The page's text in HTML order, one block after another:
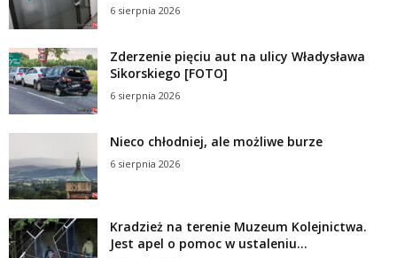
6 sierpnia 2026
Zderzenie pięciu aut na ulicy Władysława
Sikorskiego [FOTO]
6 sierpnia 2026
Nieco chłodniej, ale możliwe burze
6 sierpnia 2026
Kradzież na terenie Muzeum Kolejnictwa.
Jest apel o pomoc w ustaleniu...